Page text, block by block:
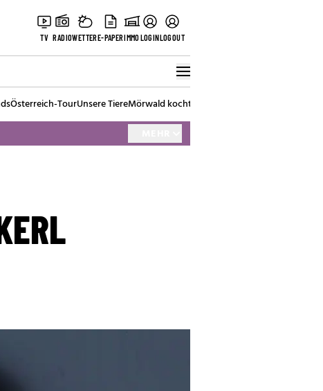
TV RADIOWETTERE-PAPERIMMOLOGINLOGOUT
Österreich-TourUnsere TiereMörwald kocht